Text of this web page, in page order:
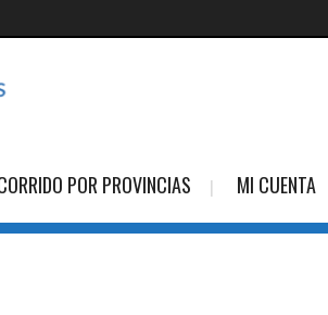
POR PROVINCIAS MI CUENTA